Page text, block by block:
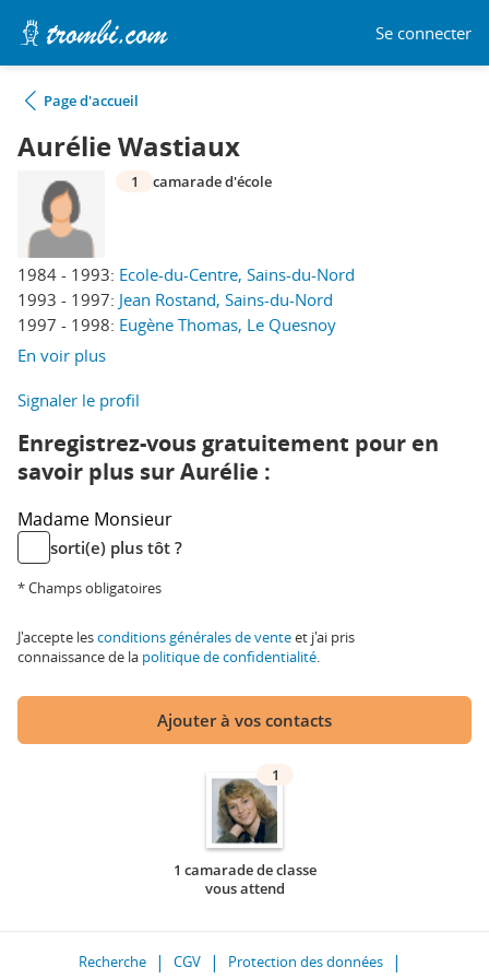
Se connecter
Page d'accueil
Aurélie Wastiaux
1984 - 1993: Ecole-du-Centre, Sains-du-Nord
1993 - 1997: Jean Rostand, Sains-du-Nord
1997 - 1998: Eugène Thomas, Le Quesnoy
En voir plus
1 camarade d'école
Signaler le profil
Enregistrez-vous gratuitement pour en
savoir plus sur Aurélie :
Madame Monsieur
sorti(e) plus tôt ?
* Champs obligatoires
J'accepte lesconditions générales de venteet j'ai pris
connaissance de la politique de confidentialité.
Ajouter à vos contacts
1
1 camarade de classe
vous attend
Recherche CGV
Protection des données